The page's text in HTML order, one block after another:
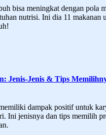
bisa meningkat dengan pola
nutrisi. Ini dia 11 makanan
Jenis-Jenis & Tips
dampak positif untuk
Ini jenisnya dan tips memilih